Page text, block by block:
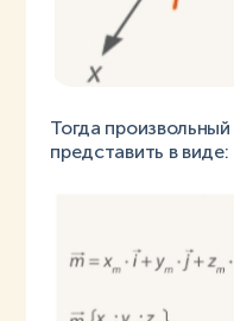
Тогда
представить в виде: